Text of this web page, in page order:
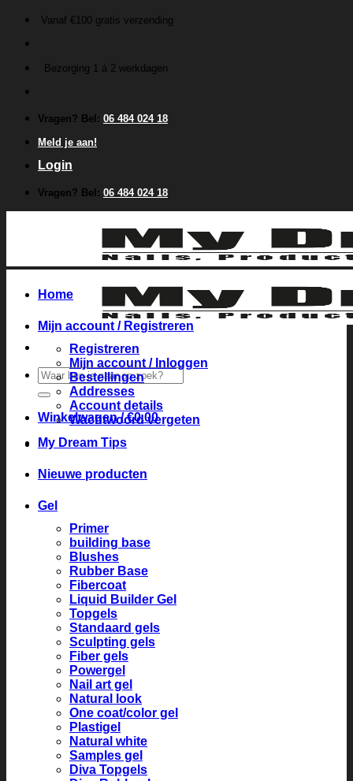
inhoud
Vanaf €100 gratis verzending
Bezorging 1 á 2 werkdagen
Vragen? Bel: 06 484 024 18
Meld je aan!
Login
Vragen? Bel: 06 484 024 18
Zoeken
naar:
Winkelwagen /€0.00
Home
Mijn account / Registreren
Registreren
Mijn account / Inloggen
Bestellingen
Addresses
Account details
Wachtwoord vergeten
My Dream Tips
Nieuwe producten
Gel
Primer
building base
Blushes
Rubber Base
Fibercoat
Liquid Builder Gel
Topgels
Standaard gels
Sculpting gels
Fiber gels
Powergel
Nail art gel
Natural look
One coat/color gel
Plastigel
Natural white
Samples gel
Diva Topgels